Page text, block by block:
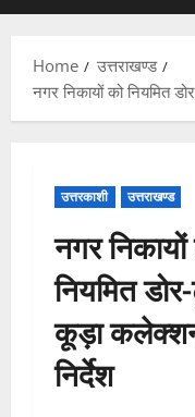
Home
उत्तराखण्ड
नगर निकायों को नियमित
उत्तरकाशी उत्तराखण्ड
नगर
नियमित
कूड़ा
निर्देश